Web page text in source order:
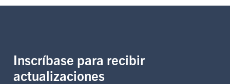
Inscríbase para recibir
actualizaciones